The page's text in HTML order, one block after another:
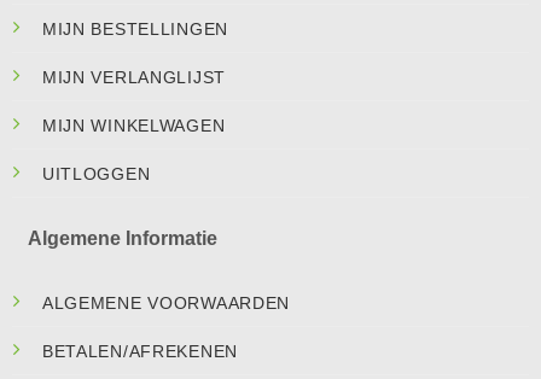
MIJN BESTELLINGEN
MIJN VERLANGLIJST
MIJN WINKELWAGEN
UITLOGGEN
Algemene Informatie
ALGEMENE VOORWAARDEN
BETALEN/AFREKENEN